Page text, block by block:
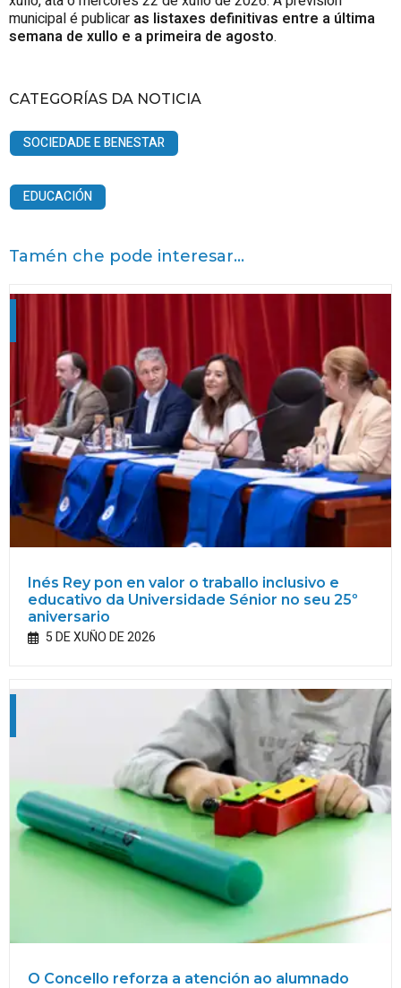
municipal é publicar as listaxes definitivas entre a última
semana de xullo e a primeira de agosto.
CATEGORÍAS DA NOTICIA
SOCIEDADE E BENESTAR
EDUCACIÓN
Tamén che pode interesar...
Inés Rey pon en valor o traballo inclusivo e
educativo da Universidade Sénior no seu 25º
aniversario
5 DE XUÑO DE 2026
O Concello reforza a atención ao alumnado